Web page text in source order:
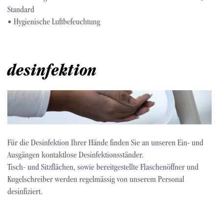
Standard
• Hygienische Luftbefeuchtung
desinfektion
Bild
Für die Desinfektion Ihrer Hände finden Sie an unseren Ein- und
Ausgängen kontaktlose Desinfektionsständer.
Tisch- und Sitzflächen, sowie bereitgestellte Flaschenöffner und
Kugelschreiber werden regelmässig von unserem Personal
desinfiziert.